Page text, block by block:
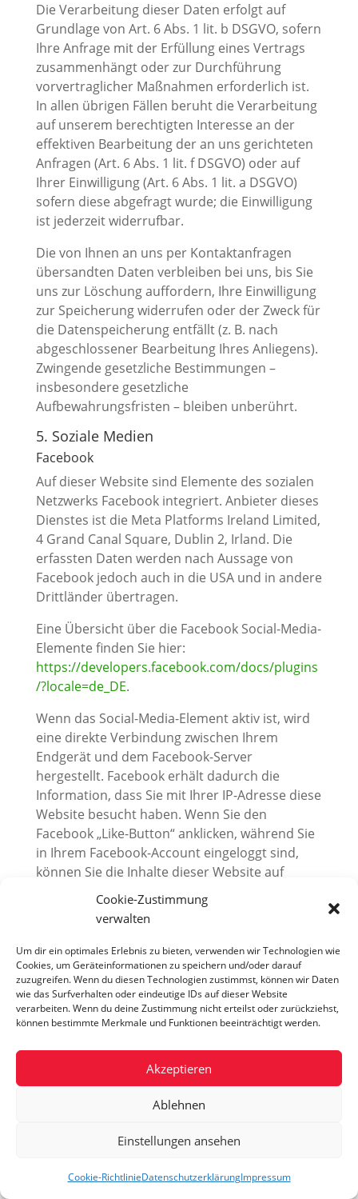
Cookie-Zustimmung
verwalten
Um dir ein optimales Erlebnis zu bieten, verwenden wir Technologien wie
Cookies, um Geräteinformationen zu speichern und/oder darauf
zuzugreifen. Wenn du diesen Technologien zustimmst, können wir Daten
wie das Surfverhalten oder eindeutige IDs auf dieser Website
verarbeiten. Wenn du deine Zustimmung nicht erteilst oder zurückziehst,
können bestimmte Merkmale und Funktionen beeinträchtigt werden.
Akzeptieren
Ablehnen
Einstellungen ansehen
Cookie-RichtlinieDatenschutzerklärungImpressum
Die Verarbeitung dieser Daten erfolgt auf
Grundlage von Art. 6 Abs. 1 lit. b DSGVO, sofern
Ihre Anfrage mit der Erfüllung eines Vertrags
zusammenhängt oder zur Durchführung
vorvertraglicher Maßnahmen erforderlich ist.
In allen übrigen Fällen beruht die Verarbeitung
auf unserem berechtigten Interesse an der
effektiven Bearbeitung der an uns gerichteten
Anfragen (Art. 6 Abs. 1 lit. f DSGVO) oder auf
Ihrer Einwilligung (Art. 6 Abs. 1 lit. a DSGVO)
sofern diese abgefragt wurde; die Einwilligung
ist jederzeit widerrufbar.
Die von Ihnen an uns per Kontaktanfragen
übersandten Daten verbleiben bei uns, bis Sie
uns zur Löschung auffordern, Ihre Einwilligung
zur Speicherung widerrufen oder der Zweck für
die Datenspeicherung entfällt (z. B. nach
abgeschlossener Bearbeitung Ihres Anliegens).
Zwingende gesetzliche Bestimmungen –
insbesondere gesetzliche
Aufbewahrungsfristen – bleiben unberührt.
5. Soziale Medien
Facebook
Auf dieser Website sind Elemente des sozialen
Netzwerks Facebook integriert. Anbieter dieses
Dienstes ist die Meta Platforms Ireland Limited,
4 Grand Canal Square, Dublin 2, Irland. Die
erfassten Daten werden nach Aussage von
Facebook jedoch auch in die USA und in andere
Drittländer übertragen.
Eine Übersicht über die Facebook Social-Media-
Elemente finden Sie hier:
https://developers.facebook.com/docs/plugins
/?locale=de_DE.
Wenn das Social-Media-Element aktiv ist, wird
eine direkte Verbindung zwischen Ihrem
Endgerät und dem Facebook-Server
hergestellt. Facebook erhält dadurch die
Information, dass Sie mit Ihrer IP-Adresse diese
Website besucht haben. Wenn Sie den
Facebook „Like-Button“ anklicken, während Sie
in Ihrem Facebook-Account eingeloggt sind,
können Sie die Inhalte dieser Website auf
Ihrem Facebook-Profil verlinken. Dadurch kann
Facebook den Besuch dieser Website Ihrem
hin, dass wir als Anbieter der Seiten keine
Kenntnis vom Inhalt der übermittelten Daten
sowie deren Nutzung durch Facebook erhalten.
Weitere Informationen hierzu finden Sie in der
Datenschutzerklärung von Facebook unter:
de.facebook.com/privacy/explanation
Soweit eine Einwilligung (Consent) eingeholt
wurde, erfolgt der Einsatz des o. g. Dienstes auf
Grundlage von Art. 6 Abs. 1 lit. a DSGVO und §
25 TTDSG. Die Einwilligung ist jederzeit
widerrufbar. Soweit keine Einwilligung